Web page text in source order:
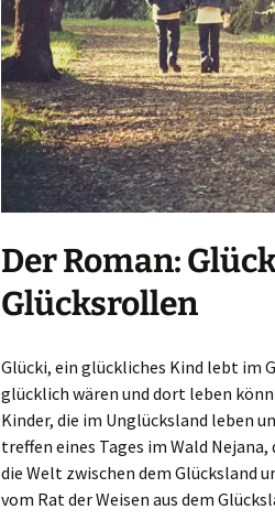
Der Roman:
Glücksrollen
Glücki, ein glückliches Kind lebt im
glücklich wären und dort leben
Kinder, die im Unglücksland leben
treffen eines Tages im Wald
die Welt zwischen dem Glücksland
vom Rat der Weisen aus dem